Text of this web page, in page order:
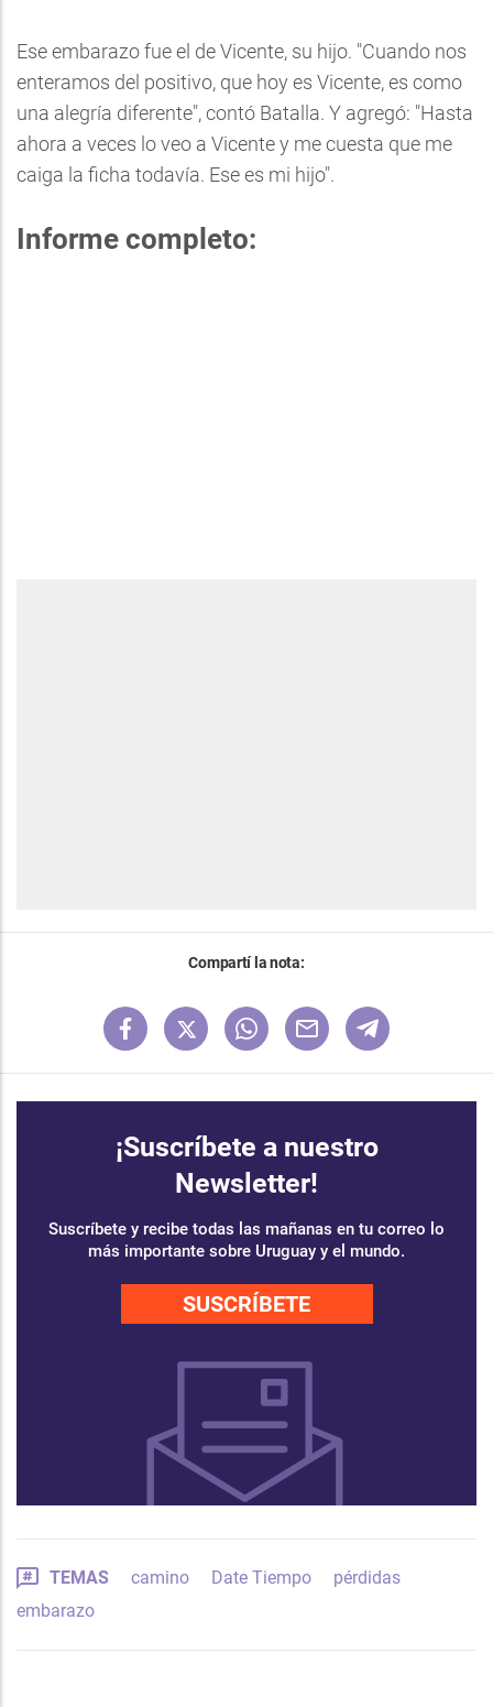
Ese embarazo fue el de Vicente, su hijo. "Cuando nos
enteramos del positivo, que hoy es Vicente, es como
una alegría diferente", contó Batalla. Y agregó: "Hasta
ahora a veces lo veo a Vicente y me cuesta que me
caiga la ficha todavía. Ese es mi hijo".
Informe completo:
Compartí la nota:
¡Suscríbete a nuestro
Newsletter!
Suscríbete y recibe todas las mañanas en tu correo lo
más importante sobre Uruguay y el mundo.
SUSCRÍBETE
TEMAS camino Date Tiempo
pérdidas
embarazo